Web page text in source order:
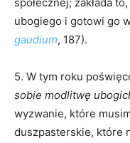
ubogiego i gotowi go
gaudium, 187).
5. W tym roku
sobie modlitwę
wyzwanie, które
duszpasterskie, które